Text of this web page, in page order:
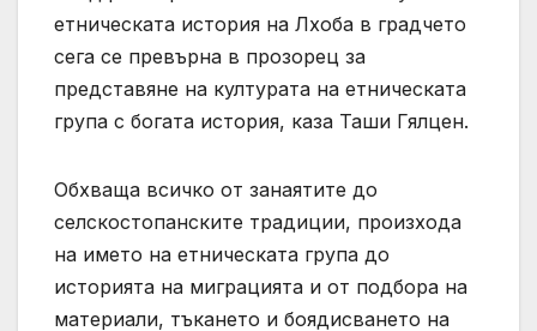
етническата история на Лхоба в градчето
сега се превърна в прозорец за
представяне на културата на етническата
група с богата история, каза Таши Гялцен.
Обхваща всичко от занаятите до
селскостопанските традиции, произхода
на името на етническата група до
историята на миграцията и от подбора на
материали, тъкането и боядисването на